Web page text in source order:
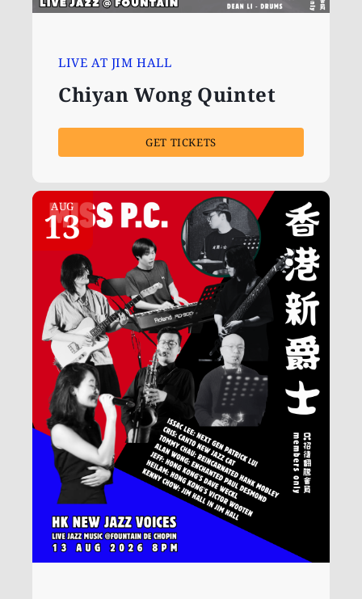
LIVE AT JIM HALL
Chiyan Wong Quintet
GET TICKETS
AUG
13